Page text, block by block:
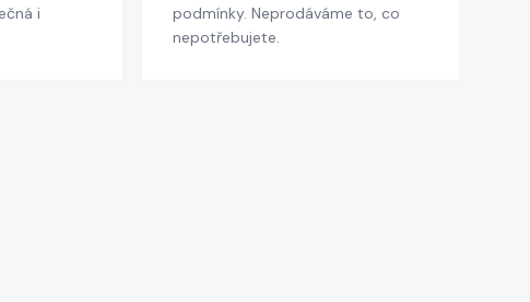
i
podmínky. Neprodáváme to, co
nepotřebujete.